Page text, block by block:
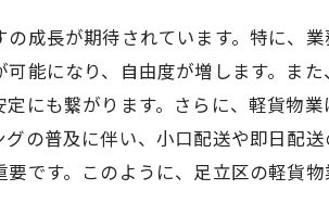
成長が期待されています。特に、
能になり、自由度が増します。ま
にも繋がります。さらに、軽貨物
の普及に伴い、小口配送や即日配
です。このように、足立区の軽貨